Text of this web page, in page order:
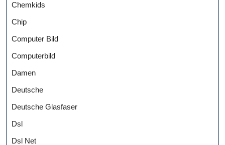
Chemkids
Chip
Computer Bild
Computerbild
Damen
Deutsche
Deutsche Glasfaser
Dsl
Dsl Net